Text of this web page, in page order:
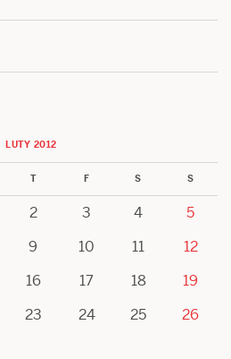
LUTY 2012
T F S S
2 3 4
5
9 10 11
12
16 17 18
19
23 24 25
26